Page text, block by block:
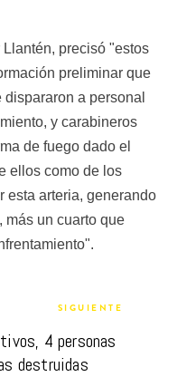
precisó "estos
preliminar que
a personal
y carabineros
de fuego dado el
ellos como de los
esta arteria, generando
más un cuarto que
SIGUIENTE
4 personas
destruidas